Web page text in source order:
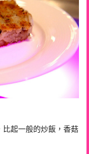
起一般的炒飯，香菇